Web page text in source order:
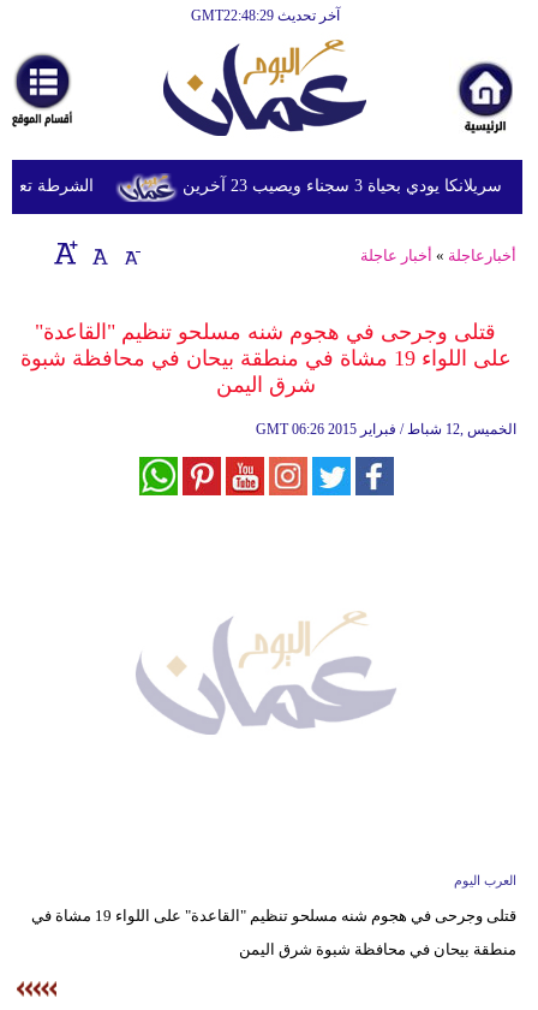
آخر تحديث GMT22:48:29
أخبارعاجلة
رياضة
ثقافة
إقتصاد
وموسيقى
أزياء
الشرطة تعتقل بحياة 3 سجناء ويصيب 23 آخرين
أخبارعاجلة » أخبار عاجلة
قتلى وجرحى في هجوم شنه مسلحو تنظيم "القاعدة"
على اللواء 19 مشاة في منطقة بيحان في محافظة شبوة
شرق اليمن
GMT 06:26 2015 الخميس ,12 شباط / فبراير
العرب اليوم
قتلى وجرحى في هجوم شنه مسلحو تنظيم "القاعدة" على اللواء 19 مشاة في
منطقة بيحان في محافظة شبوة شرق اليمن